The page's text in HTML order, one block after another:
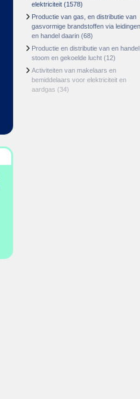
elektriciteit (1578)
Productie van gas, en distributie van
gasvormige brandstoffen via leidingen
en handel daarin (68)
Productie en distributie van en
stoom en gekoelde lucht (12)
Activiteiten van makelaars en
bemiddelaars voor elektriciteit en
aardgas (34)